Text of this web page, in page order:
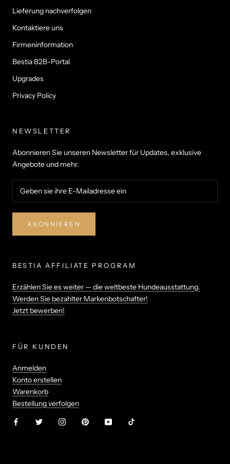
Lieferung nachverfolgen
Kontaktiere uns
Firmeninformation
Bestia B2B-Portal
Upgrades
Privacy Policy
NEWSLETTER
Abonnieren Sie unseren Newsletter für Updates, exklusive
Angebote und mehr.
ABONNIEREN
BESTIA AFFILIATE PROGRAM
Erzählen Sie es weiter — die weltbeste Hundeausstattung.
Werden Sie bezahlter Markenbotschafter!
Jetzt bewerben!
FÜR KUNDEN
Anmelden
Konto erstellen
Warenkorb
Bestellung verfolgen